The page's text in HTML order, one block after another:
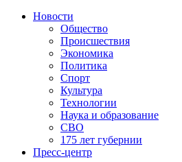
Новости
Общество
Происшествия
Экономика
Политика
Спорт
Культура
Технологии
Наука и образование
СВО
175 лет губернии
Пресс-центр